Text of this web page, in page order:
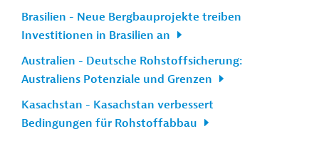
Brasilien - Neue Bergbauprojekte treiben
Investitionen in Brasilien an
Australien - Deutsche Rohstoffsicherung:
Australiens Potenziale und Grenzen
Kasachstan - Kasachstan verbessert
Bedingungen für Rohstoffabbau